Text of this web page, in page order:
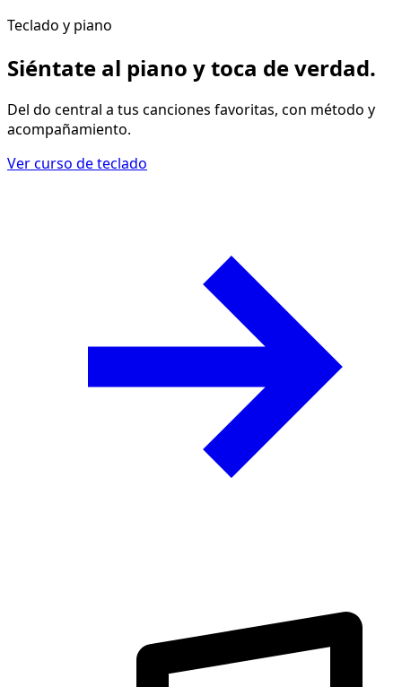
Teclado y piano
Siéntate al piano ytoca de verdad.
Del do central a tus canciones favoritas, con método y
acompañamiento.
Ver curso de teclado